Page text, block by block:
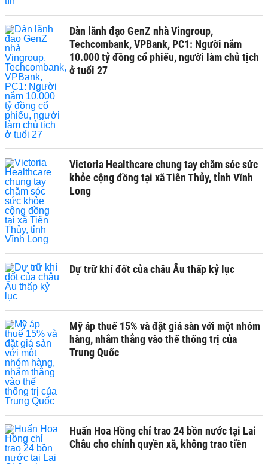
Dàn lãnh đạo GenZ nhà Vingroup,
Techcombank, VPBank, PC1: Người nắm
10.000 tỷ đồng cổ phiếu, người làm chủ tịch
ở tuổi 27
Victoria Healthcare chung tay chăm sóc sức
khỏe cộng đồng tại xã Tiên Thủy, tỉnh Vĩnh
Long
Dự trữ khí đốt của châu Âu thấp kỷ lục
Mỹ áp thuế 15% và đặt giá sàn với một nhóm
hàng, nhắm thẳng vào thế thống trị của
Trung Quốc
Huấn Hoa Hồng chỉ trao 24 bồn nước tại Lai
Châu cho chính quyền xã, không trao tiền